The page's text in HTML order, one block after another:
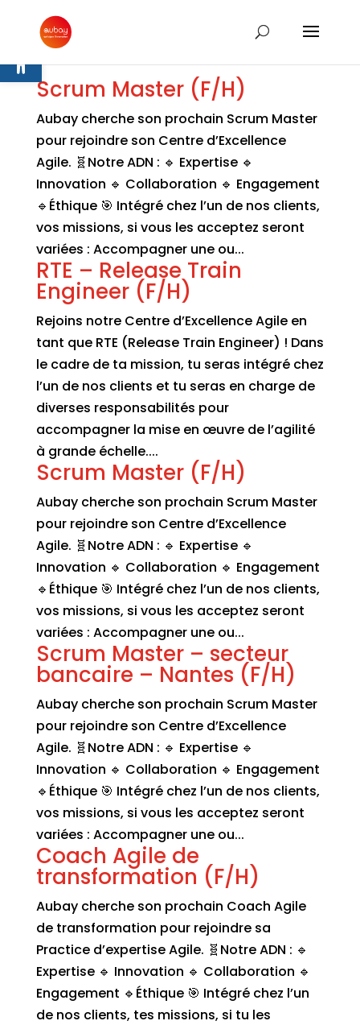
Scrum Master (F/H)
Aubay cherche son prochain Scrum Master
pour rejoindre son Centre d’Excellence
Agile. 🧬Notre ADN : 🔹 Expertise 🔹
Innovation 🔹 Collaboration 🔹 Engagement
🔹Éthique 🎯 Intégré chez l’un de nos clients,
vos missions, si vous les acceptez seront
variées : Accompagner une ou...
RTE – Release Train
Engineer (F/H)
Rejoins notre Centre d’Excellence Agile en
tant que RTE (Release Train Engineer) ! Dans
le cadre de ta mission, tu seras intégré chez
l’un de nos clients et tu seras en charge de
diverses responsabilités pour
accompagner la mise en œuvre de l’agilité
à grande échelle....
Scrum Master (F/H)
Aubay cherche son prochain Scrum Master
pour rejoindre son Centre d’Excellence
Agile. 🧬Notre ADN : 🔹 Expertise 🔹
Innovation 🔹 Collaboration 🔹 Engagement
🔹Éthique 🎯 Intégré chez l’un de nos clients,
vos missions, si vous les acceptez seront
variées : Accompagner une ou...
Scrum Master – secteur
bancaire – Nantes (F/H)
Aubay cherche son prochain Scrum Master
pour rejoindre son Centre d’Excellence
Agile. 🧬Notre ADN : 🔹 Expertise 🔹
Innovation 🔹 Collaboration 🔹 Engagement
🔹Éthique 🎯 Intégré chez l’un de nos clients,
vos missions, si vous les acceptez seront
variées : Accompagner une ou...
Coach Agile de
transformation (F/H)
Aubay cherche son prochain Coach Agile
de transformation pour rejoindre sa
Practice d’expertise Agile. 🧬Notre ADN : 🔹
Expertise 🔹 Innovation 🔹 Collaboration 🔹
Engagement 🔹Éthique 🎯 Intégré chez l’un
de nos clients, tes missions, si tu les
Ouvrir la barre d’outils